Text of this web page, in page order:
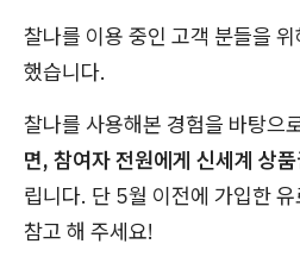
찰나를 이용 중인 고객 분들을
했습니다.
찰나를 사용해본 경험을 바탕으
면, 참여자 전원에게 신세계 상
립니다. 단 5월 이전에 가입한
참고 해 주세요!